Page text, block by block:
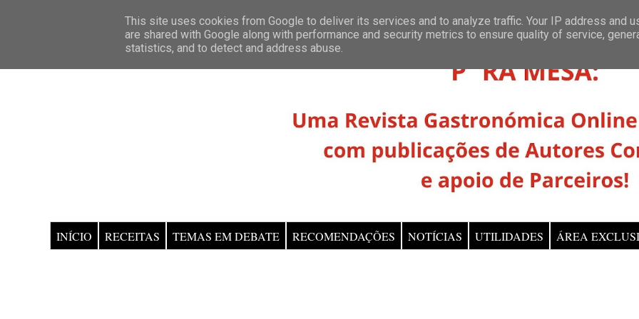
INÍCIO RECEITAS TEMAS EM DEBATE RECOMENDAÇÕES NOTÍCIAS UTILIDADES ÁREA
This site uses cookies from Google to deliver its services and to analyze traffic. Your IP address and
are shared with Google along with performance and security metrics to ensure quality of service,
statistics, and to detect and address abuse.